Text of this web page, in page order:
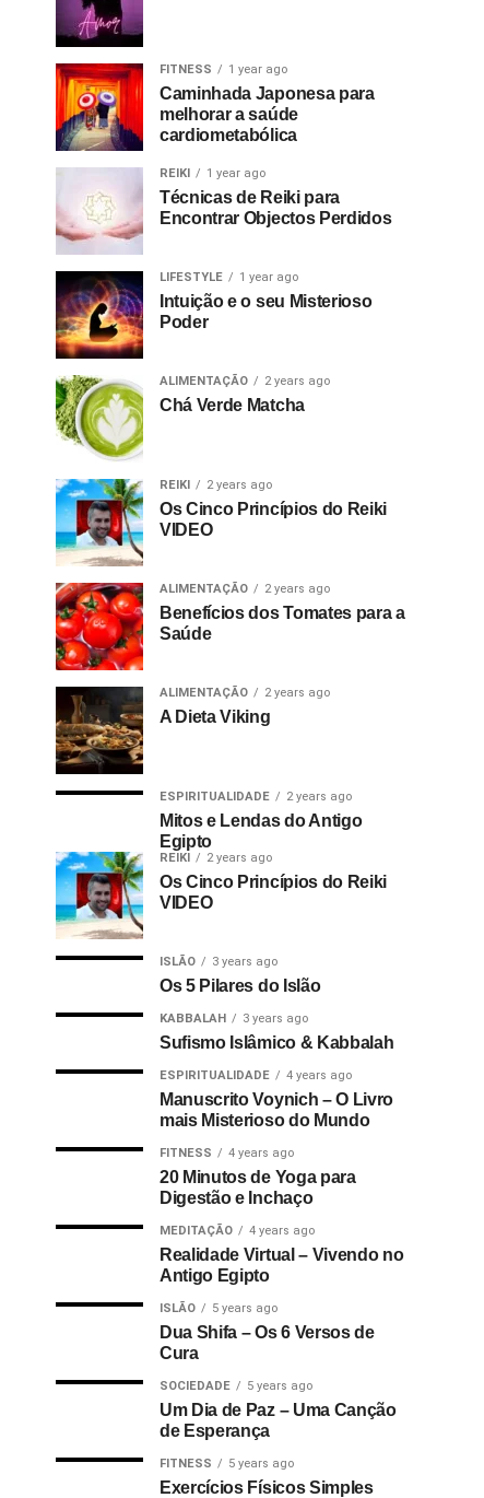
FITNESS 1 year ago
Caminhada Japonesa para
melhorar a saúde
cardiometabólica
REIKI 1 year ago
Técnicas de Reiki para
Encontrar Objectos Perdidos
LIFESTYLE 1 year ago
Intuição e o seu Misterioso
Poder
ALIMENTAÇÃO 2 years ago
Chá Verde Matcha
REIKI 2 years ago
Os Cinco Princípios do Reiki
VIDEO
ALIMENTAÇÃO 2 years ago
Benefícios dos Tomates para a
Saúde
ALIMENTAÇÃO 2 years ago
A Dieta Viking
ESPIRITUALIDADE 2 years ago
Mitos e Lendas do Antigo
Egipto
REIKI 2 years ago
Os Cinco Princípios do Reiki
VIDEO
ISLÃO 3 years ago
Os 5 Pilares do Islão
KABBALAH 3 years ago
Sufismo Islâmico & Kabbalah
ESPIRITUALIDADE 4 years ago
Manuscrito Voynich – O Livro
mais Misterioso do Mundo
FITNESS 4 years ago
20 Minutos de Yoga para
Digestão e Inchaço
MEDITAÇÃO 4 years ago
Realidade Virtual – Vivendo no
Antigo Egipto
ISLÃO 5 years ago
Dua Shifa – Os 6 Versos de
Cura
SOCIEDADE 5 years ago
Um Dia de Paz – Uma Canção
de Esperança
FITNESS 5 years ago
Exercícios Físicos Simples